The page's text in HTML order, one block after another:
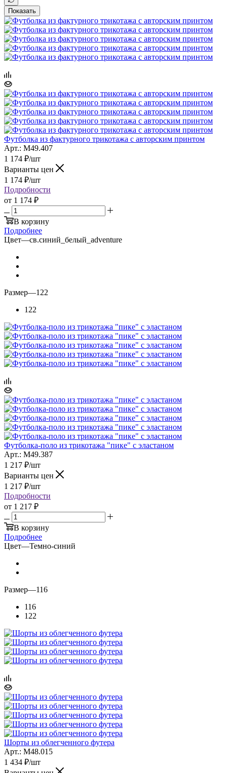
Показать
Футболка из фактурного трикотажа с авторским принтом
Арт.: M49.407
1 174 ₽/шт
Варианты цен
1 174 ₽/шт
Подробности
от 1 174 ₽
В корзину
Подробнее
Цвет—св.синий_белый_adventure
Размер—122
122
Футболка-поло из трикотажа "пике" с эластаном
Арт.: M49.387
1 217 ₽/шт
Варианты цен
1 217 ₽/шт
Подробности
от 1 217 ₽
В корзину
Подробнее
Цвет—Темно-синий
Размер—116
116
122
Шорты из облегченного футера
Арт.: M48.015
1 434 ₽/шт